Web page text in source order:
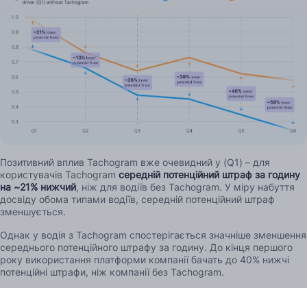
Позитивний вплив Tachogram вже очевидний у (Q1) – для
користувачів Tachogram середній потенційний штраф за годину
на ~21% нижчий, ніж для водіїв без Tachogram. У міру набуття
досвіду обома типами водіїв, середній потенційний штраф
зменшується.
Однак у водія з Tachogram спостерігається значніше зменшення
середнього потенційного штрафу за годину. До кінця першого
року використання платформи компанії бачать до 40% нижчі
потенційні штрафи, ніж компанії без Tachogram.